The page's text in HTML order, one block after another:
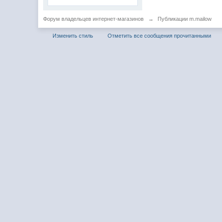
Форум владельцев интернет-магазинов → Публикации m.mailow
Изменить стиль Отметить все сообщения прочитанными